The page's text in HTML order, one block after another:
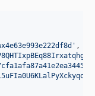
' ,